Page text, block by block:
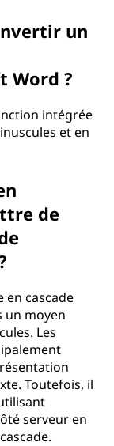
un
Word ?
intégrée
et en
de
en cascade
un moyen
Les
Toutefois, il
serveur en